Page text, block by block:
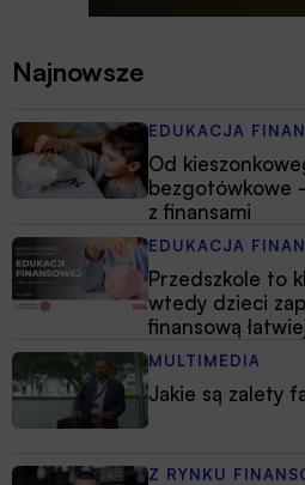
Najnowsze
EDUKACJA
Od
bezgotówkowe
z finansami
EDUKACJA
Przedszkole to
wtedy dzieci
finansową
MULTIMEDIA
Jakie są zalety
Z RYNKU